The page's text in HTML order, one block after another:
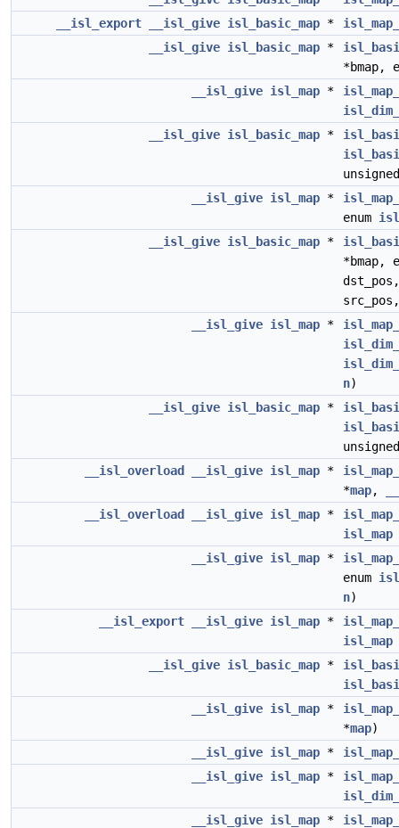
__isl_export
__isl_give isl_basic_map *
__isl_give isl_basic_map *
*bmap,
__isl_give isl_map *
__isl_give isl_basic_map *
__isl_give isl_map *
enum
__isl_give isl_basic_map *
*bmap,
__isl_give isl_map *
n)
__isl_give isl_basic_map *
__isl_overload
__isl_give isl_map *
*map,
__isl_overload
__isl_give isl_map *
isl_map
__isl_give isl_map *
enum
n)
__isl_export
__isl_give isl_map *
isl_map
__isl_give isl_basic_map *
__isl_give isl_map *
*map)
__isl_give isl_map *
__isl_give isl_map *
__isl_give isl_map *